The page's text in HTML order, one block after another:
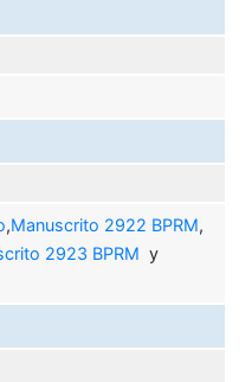
,Manuscrito 2922 BPRM,
2923 BPRM y